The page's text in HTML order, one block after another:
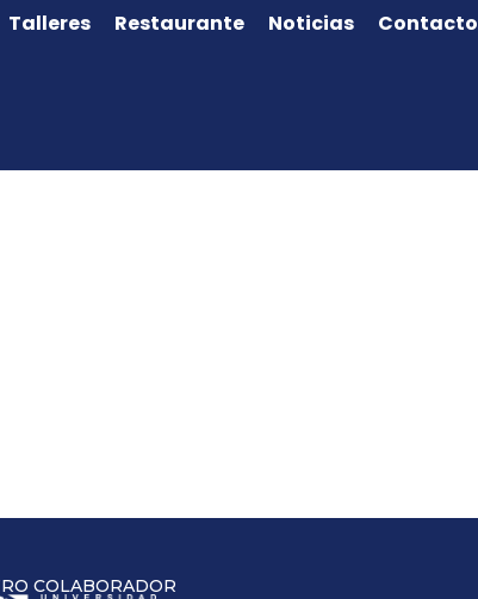
Talleres Restaurante Noticias Contacto
COLABORADOR